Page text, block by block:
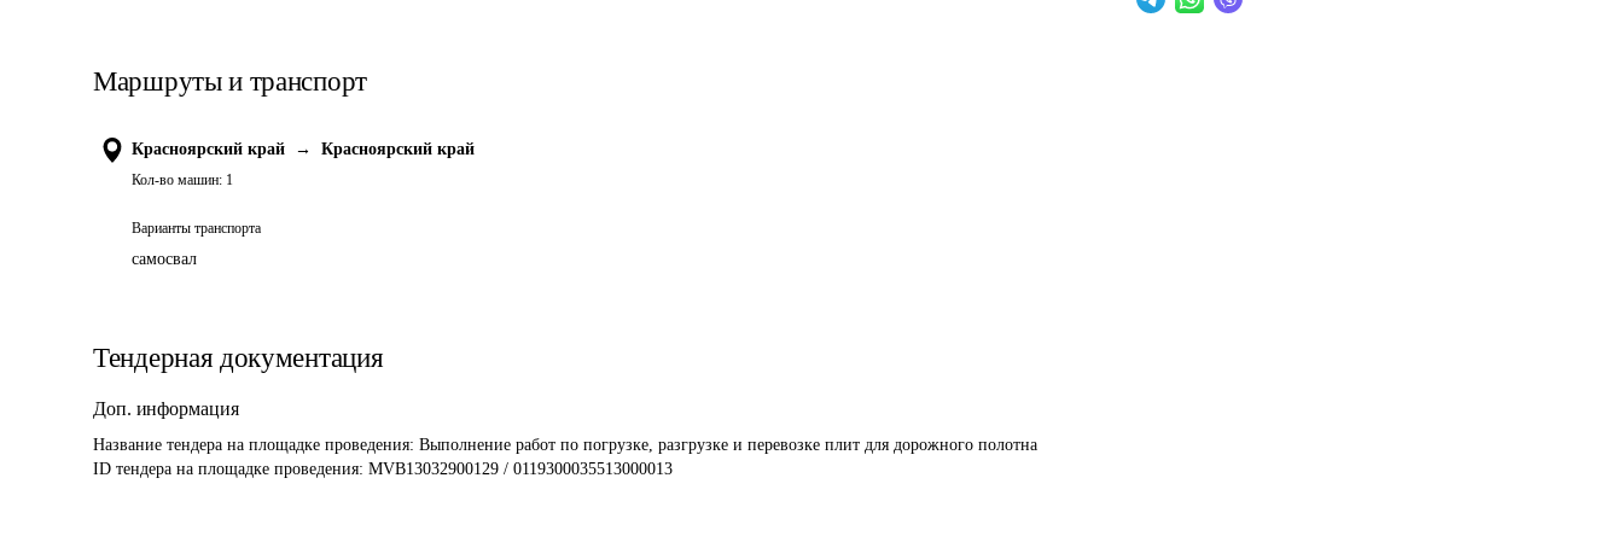
Маршруты и транспорт
Красноярский край → Красноярский край
Кол-во машин: 1
Варианты транспорта
самосвал
Тендерная документация
Доп. информация
Название тендера на площадке проведения: Выполнение работ по погрузке, разгрузке и перевозке плит для дорожного полотна
ID тендера на площадке проведения: MVB13032900129 / 0119300035513000013